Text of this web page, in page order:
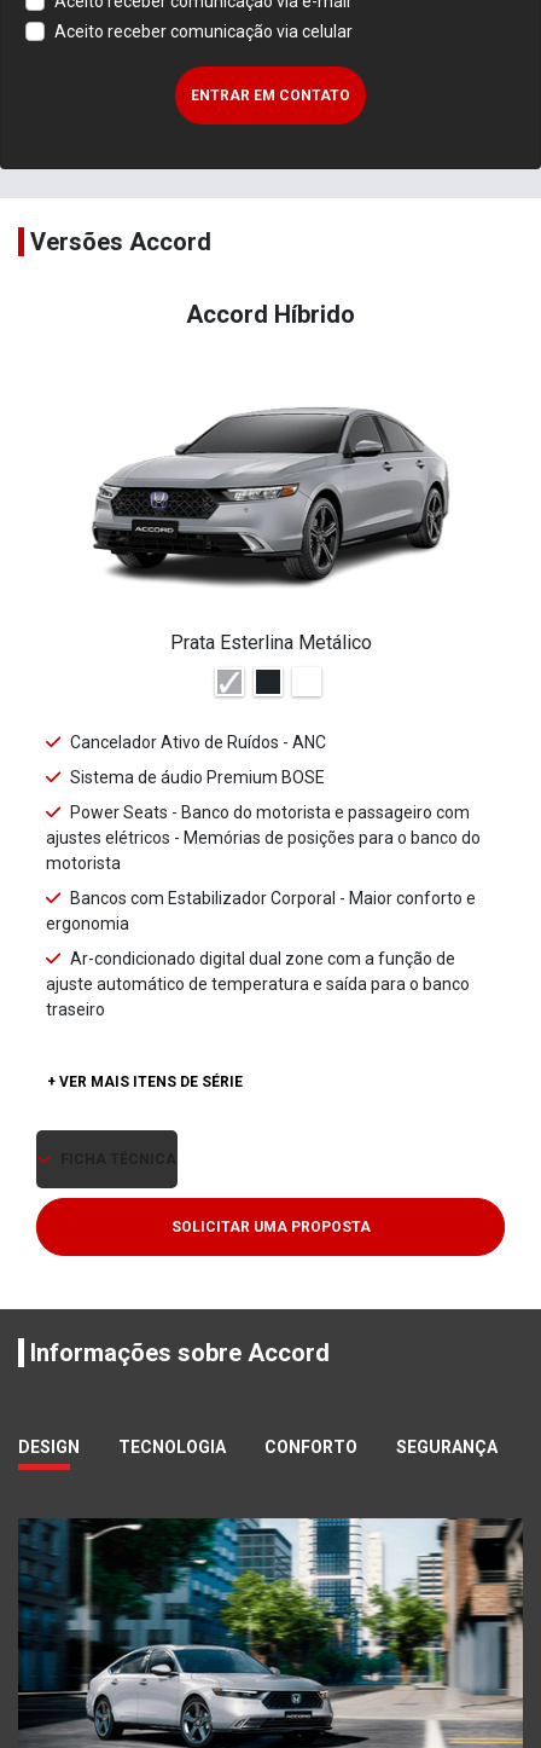
Aceito receber comunicação via celular
ENTRAR EM CONTATO
Versões Accord
Accord Híbrido
Prata Esterlina Metálico
Cancelador Ativo de Ruídos - ANC
Sistema de áudio Premium BOSE
Power Seats - Banco do motorista e passageiro com
ajustes elétricos - Memórias de posições para o banco do
motorista
Bancos com Estabilizador Corporal - Maior conforto e
ergonomia
Ar-condicionado digital dual zone com a função de
ajuste automático de temperatura e saída para o banco
traseiro
+ VER MAIS ITENS DE SÉRIE
SOLICITAR UMA PROPOSTA
Informações sobre Accord
DESIGN TECNOLOGIA CONFORTO SEGURANÇA